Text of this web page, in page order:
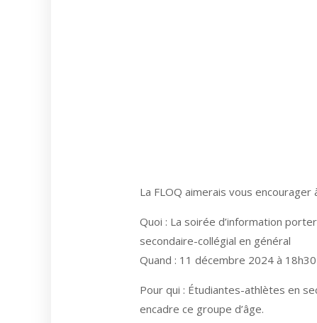
La FLOQ aimerais vous
Quoi : La soirée d’information
secondaire-collégial en général
Quand : 11 décembre 2024 à
Pour qui : Étudiantes-athlètes en
encadre ce groupe d’âge.